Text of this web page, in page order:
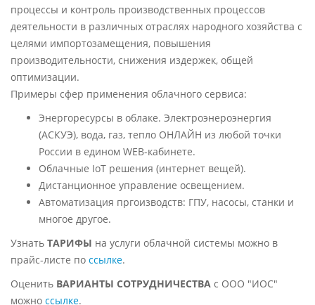
процессы и контроль производственных процессов
деятельности в различных отраслях народного хозяйства с
целями импортозамещения, повышения
производительности, снижения издержек, общей
оптимизации.
Примеры сфер применения облачного сервиса:
Энергоресурсы в облаке. Электроэнероэнергия
(АСКУЭ), вода, газ, тепло ОНЛАЙН из любой точки
России в едином WEB-кабинете.
Облачные IoT решения (интернет вещей).
Дистанционное управление освещением.
Автоматизация пргоизводств: ГПУ, насосы, станки и
многое другое.
Узнать ТАРИФЫ на услуги облачной системы можно в
прайс-листе по ссылке.
Оценить ВАРИАНТЫ СОТРУДНИЧЕСТВА с ООО "ИОС"
можно ссылке.